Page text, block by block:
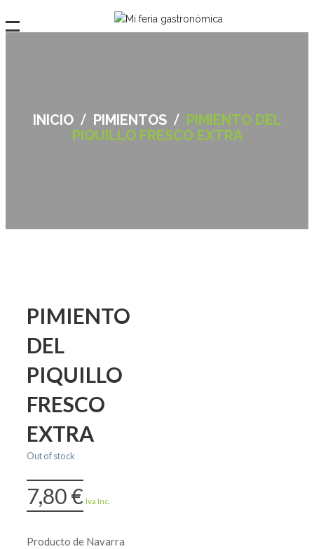
INICIO / PIMIENTOS / PIMIENTO DEL
PIQUILLO FRESCO EXTRA
PIMIENTO
DEL
PIQUILLO
FRESCO
EXTRA
Out of stock
7,80€ Iva Inc.
Producto de Navarra